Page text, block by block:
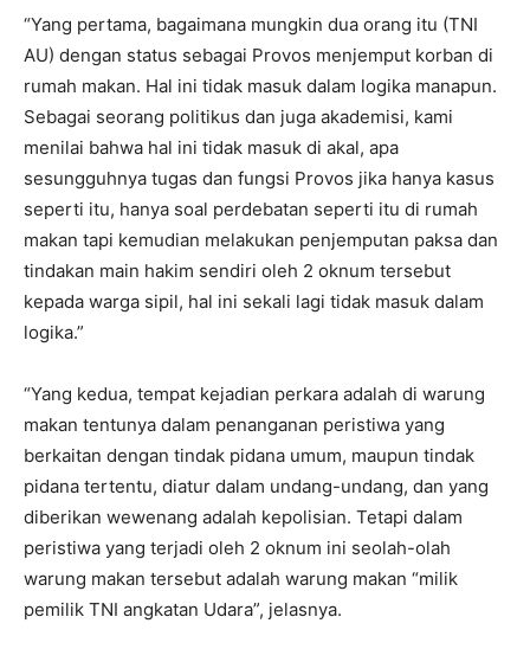
“Yang pertama, bagaimana mungkin dua orang itu (TNI
AU) dengan status sebagai Provos menjemput korban di
rumah makan. Hal ini tidak masuk dalam logika manapun.
Sebagai seorang politikus dan juga akademisi, kami
menilai bahwa hal ini tidak masuk di akal, apa
sesungguhnya tugas dan fungsi Provos jika hanya kasus
seperti itu, hanya soal perdebatan seperti itu di rumah
makan tapi kemudian melakukan penjemputan paksa dan
tindakan main hakim sendiri oleh 2 oknum tersebut
kepada warga sipil, hal ini sekali lagi tidak masuk dalam
logika.”
“Yang kedua, tempat kejadian perkara adalah di warung
makan tentunya dalam penanganan peristiwa yang
berkaitan dengan tindak pidana umum, maupun tindak
pidana tertentu, diatur dalam undang-undang, dan yang
diberikan wewenang adalah kepolisian. Tetapi dalam
peristiwa yang terjadi oleh 2 oknum ini seolah-olah
warung makan tersebut adalah warung makan “milik
pemilik TNI angkatan Udara”, jelasnya.